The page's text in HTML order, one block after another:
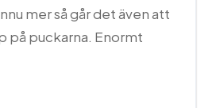
mer så går det även att
på puckarna. Enormt